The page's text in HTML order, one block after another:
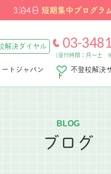
3泊4日 短期集中プログラム
解決ダイヤル 03-
（受付時間：月～土
トジャパン 不登校解決
ト
BLOG
ブログ